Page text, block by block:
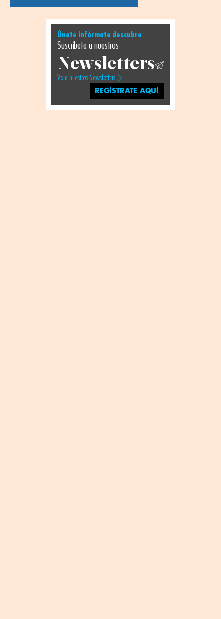
Únete infórmate descubre
Suscríbete a nuestros
Newsletters
Ve a nuestros Newsletters
REGÍSTRATE AQUÍ